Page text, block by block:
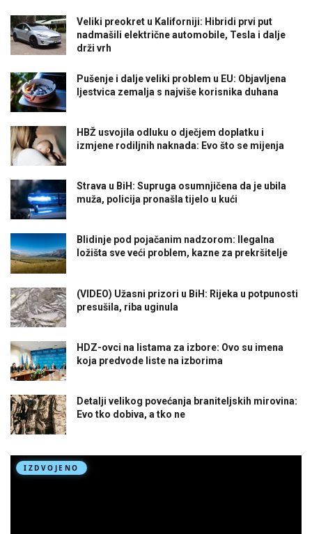
Veliki preokret u Kaliforniji: Hibridi prvi put
nadmašili električne automobile, Tesla i dalje
drži vrh
Pušenje i dalje veliki problem u EU: Objavljena
ljestvica zemalja s najviše korisnika duhana
HBŽ usvojila odluku o dječjem doplatku i
izmjene rodiljnih naknada: Evo što se mijenja
Strava u BiH: Supruga osumnjičena da je ubila
muža, policija pronašla tijelo u kući
Blidinje pod pojačanim nadzorom: Ilegalna
ložišta sve veći problem, kazne za prekršitelje
(VIDEO) Užasni prizori u BiH: Rijeka u potpunosti
presušila, riba uginula
HDZ-ovci na listama za izbore: Ovo su imena
koja predvode liste na izborima
Detalji velikog povećanja braniteljskih mirovina:
Evo tko dobiva, a tko ne